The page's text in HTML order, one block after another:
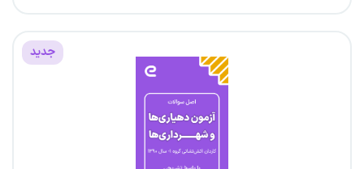
جدید